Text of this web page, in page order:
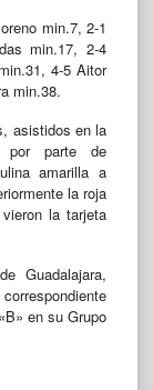
min.7, 2-1
min.17, 2-4
4-5 Aitor
min.38.
asistidos en la
por parte de
amarilla a
la roja
la tarjeta
Guadalajara,
en su Grupo